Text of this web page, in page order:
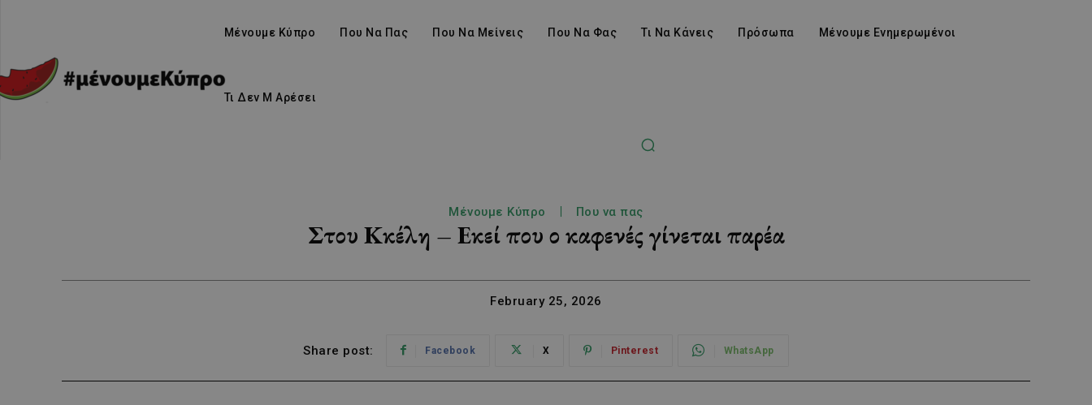
Μένουμε Κύπρο Που Να Πας Που Να Μείνεις Που Να Φας Τι Να Κάνεις Πρόσωπα Μένουμε Ενημερωμένοι
Τι Δεν Μ Αρέσει
Μένουμε Κύπρο Που να πας
Στου Κκέλη – Εκεί που ο καφενές γίνεται παρέα
February 25, 2026
Share post: Facebook X Pinterest WhatsApp